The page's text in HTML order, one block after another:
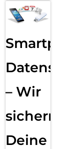
– Wir
sichern
Deine